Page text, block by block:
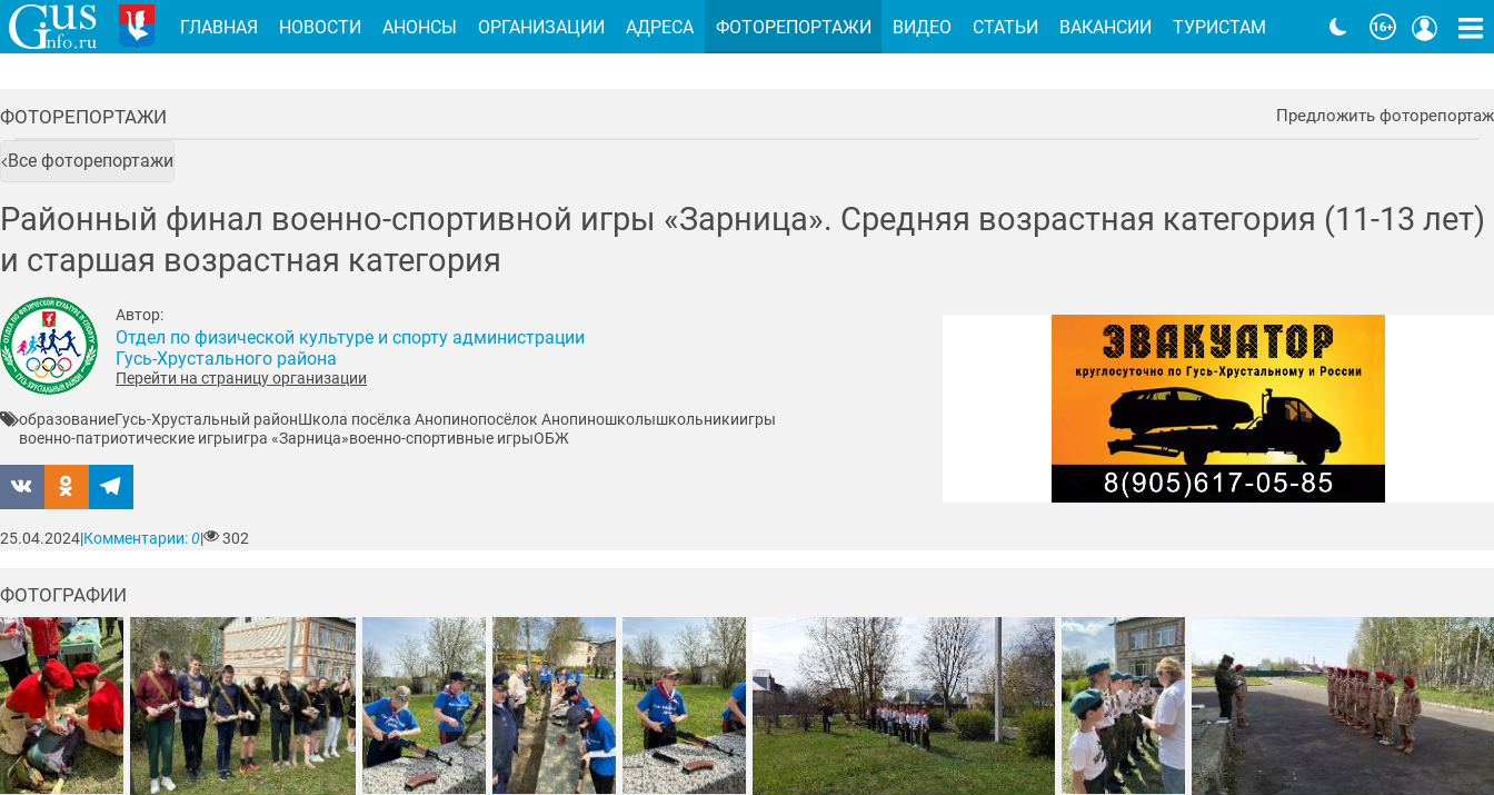
ФОТОРЕПОРТАЖИ Предложить фоторепортаж
Все фоторепортажи
Районный финал военно-спортивной игры «Зарница». Средняя возрастная категория (11-13 лет)
и старшая возрастная категория
Автор:
Отдел по физической культуре и спорту администрации
Гусь-Хрустального района
Перейти на страницу организации
образованиеГусь-Хрустальный районШкола посёлка Анопинопосёлок Анопиношколышкольникиигры
военно-патриотические игрыигра «Зарница»военно-спортивные игрыОБЖ
25.04.2024|Комментарии:0| 302
ФОТОГРАФИИ
ГЛАВНАЯ НОВОСТИ АНОНСЫ ОРГАНИЗАЦИИ АДРЕСА ФОТОРЕПОРТАЖИ ВИДЕО СТАТЬИ ВАКАНСИИ ТУРИСТАМ